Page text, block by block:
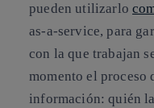
pueden utilizarlo
as-a-service, para
con la que trabajan
momento el proceso
información: quién